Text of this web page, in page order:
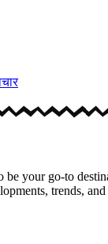
be your go-to
trends,